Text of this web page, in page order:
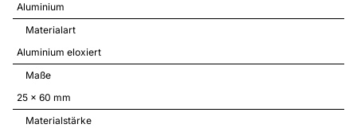
Aluminium
Materialart
Aluminium eloxiert
Maße
25 x 60 mm
Materialstärke